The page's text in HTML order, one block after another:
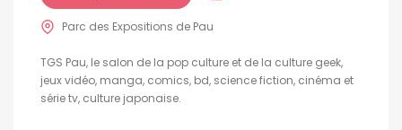
Parc des Expositions de Pau
TGS Pau, le salon de la pop culture et de la culture geek,
jeux vidéo, manga, comics, bd, science fiction, cinéma et
série tv, culture japonaise.